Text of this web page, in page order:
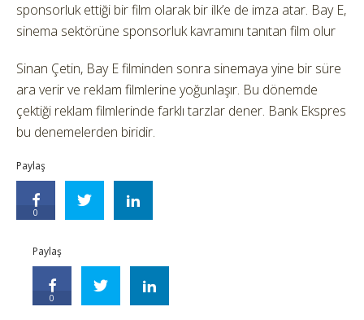
sponsorluk ettiği bir film olarak bir ilk’e de imza atar. Bay E,
sinema sektörüne sponsorluk kavramını tanıtan film olur
Sinan Çetin, Bay E filminden sonra sinemaya yine bir süre
ara verir ve reklam filmlerine yoğunlaşır. Bu dönemde
çektiği reklam filmlerinde farklı tarzlar dener. Bank Ekspres
bu denemelerden biridir.
Paylaş
0
Paylaş
0